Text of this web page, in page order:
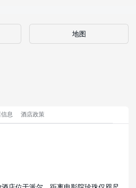
地图
息 酒店政策